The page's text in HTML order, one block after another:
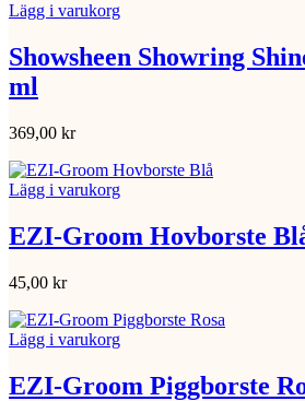
Lägg i varukorg
Showsheen Showring
ml
369,00 kr
Lägg i varukorg
EZI-Groom Hovborste
45,00 kr
Lägg i varukorg
EZI-Groom Piggborste